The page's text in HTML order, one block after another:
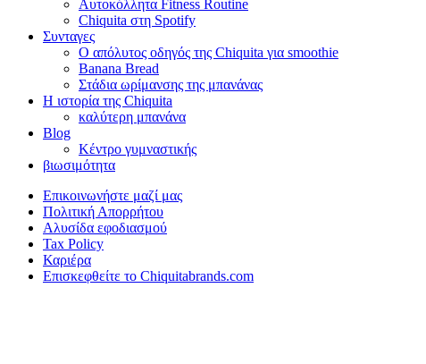
Αυτοκόλλητα Fitness Routine
Chiquita στη Spotify
Συνταγες
Ο απόλυτος οδηγός της Chiquita για smoothie
Banana Bread
Στάδια ωρίμανσης της μπανάνας
Η ιστορία της Chiquita
καλύτερη μπανάνα
Blog
Κέντρο γυμναστικής
βιωσιμότητα
Επικοινωνήστε μαζί μας
Πολιτική Απορρήτου
Αλυσίδα εφοδιασμού
Tax Policy
Καριέρα
Επισκεφθείτε το Chiquitabrands.com